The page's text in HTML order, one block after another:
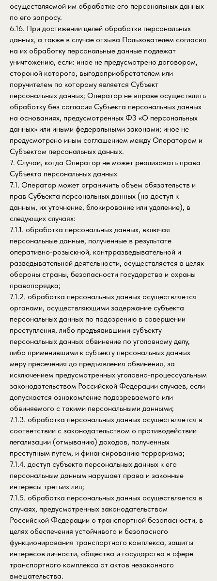
осуществляемой им обработке его персональных данных
по его запросу.
6.16. При достижении целей обработки персональных
данных, а также в случае отзыва Пользователем согласия
на их обработку персональные данные подлежат
уничтожению, если: иное не предусмотрено договором,
стороной которого, выгодоприобретателем или
поручителем по которому является Субъект
персональных данных; Оператор не вправе осуществлять
обработку без согласия Субъекта персональных данных
на основаниях, предусмотренных ФЗ «О персональных
данных» или иными федеральными законами; иное не
предусмотрено иным соглашением между Оператором и
Субъектом персональных данных.
7. Случаи, когда Оператор не может реализовать права
Субъекта персональных данных
7.1. Оператор может ограничить объем обязательств и
прав Субъекта персональных данных (на доступ к
данным, их уточнение, блокирование или удаление), в
следующих случаях:
7.1.1. обработка персональных данных, включая
персональные данные, полученные в результате
оперативно-розыскной, контрразведывательной и
разведывательной деятельности, осуществляется в целях
обороны страны, безопасности государства и охраны
правопорядка;
7.1.2. обработка персональных данных осуществляется
органами, осуществляющими задержание субъекта
персональных данных по подозрению в совершении
преступления, либо предъявившими субъекту
персональных данных обвинение по уголовному делу,
либо применившими к субъекту персональных данных
меру пресечения до предъявления обвинения, за
исключением предусмотренных уголовно-процессуальным
законодательством Российской Федерации случаев, если
допускается ознакомление подозреваемого или
обвиняемого с такими персональными данными;
7.1.3. обработка персональных данных осуществляется в
соответствии с законодательством о противодействии
легализации (отмыванию) доходов, полученных
преступным путем, и финансированию терроризма;
7.1.4. доступ субъекта персональных данных к его
персональным данным нарушает права и законные
интересы третьих лиц;
7.1.5. обработка персональных данных осуществляется в
случаях, предусмотренных законодательством
Российской Федерации о транспортной безопасности, в
целях обеспечения устойчивого и безопасного
функционирования транспортного комплекса, защиты
интересов личности, общества и государства в сфере
транспортного комплекса от актов незаконного
вмешательства.